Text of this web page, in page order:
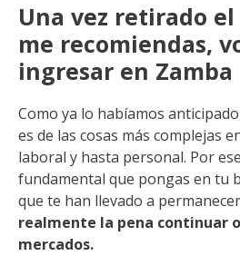
Una vez retirado
me recomiendas,
ingresar en Zamba
Como ya lo habíamos
es de las cosas más complejas
laboral y hasta personal. Por
fundamental que pongas en tu
que te han llevado a
realmente la pena continuar
mercados.